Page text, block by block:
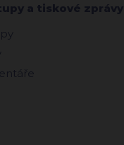
a tiskové zprávy